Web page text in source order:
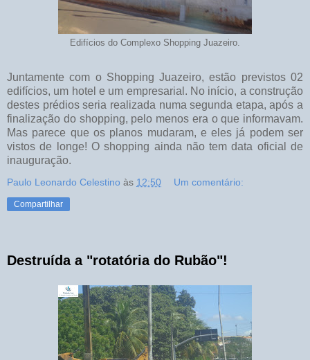
Edifícios do Complexo Shopping Juazeiro.
Juntamente com o Shopping Juazeiro, estão previstos 02
edifícios, um hotel e um empresarial. No início, a construção
destes prédios seria realizada numa segunda etapa, após a
finalização do shopping, pelo menos era o que informavam.
Mas parece que os planos mudaram, e eles já podem ser
vistos de longe! O shopping ainda não tem data oficial de
inauguração.
Paulo Leonardo Celestino às 12:50 Um comentário:
Compartilhar
Destruída a "rotatória do Rubão"!